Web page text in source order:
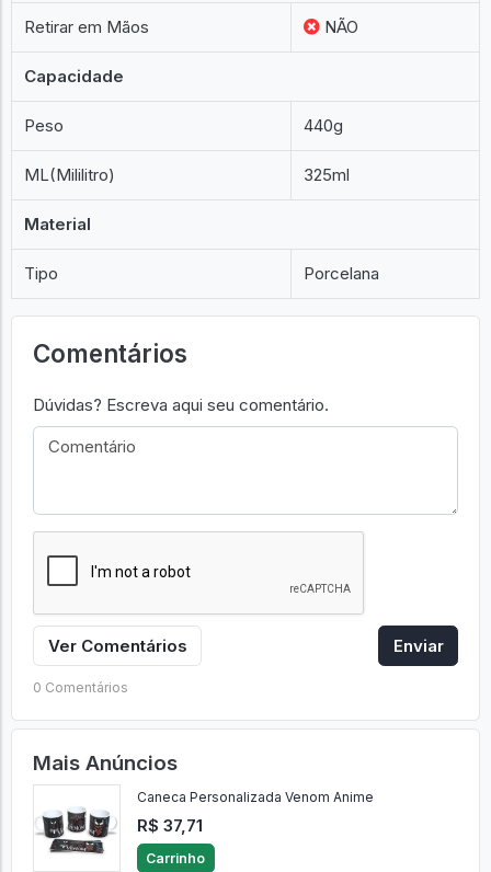
Retirar em Mãos NÃO
Capacidade
Peso 440g
ML(Mililitro) 325ml
Material
Tipo Porcelana
Comentários
Dúvidas? Escreva aqui seu comentário.
Ver Comentários Enviar
0 Comentários
Mais Anúncios
Caneca Personalizada Venom Anime
R$ 37,71
Carrinho